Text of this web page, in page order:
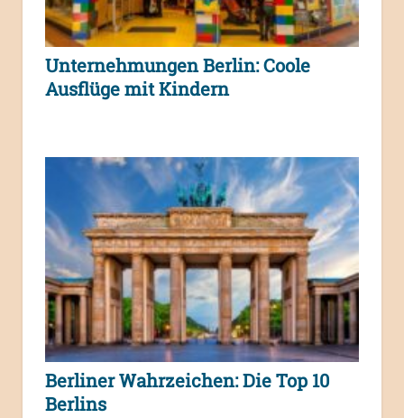
Unternehmungen Berlin: Coole
Ausflüge mit Kindern
Berliner Wahrzeichen: Die Top 10
Berlins